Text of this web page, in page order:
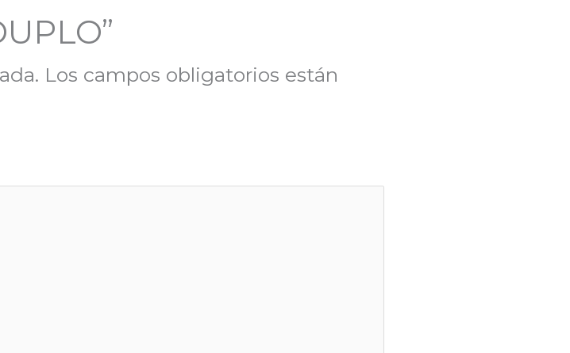
Los campos obligatorios están